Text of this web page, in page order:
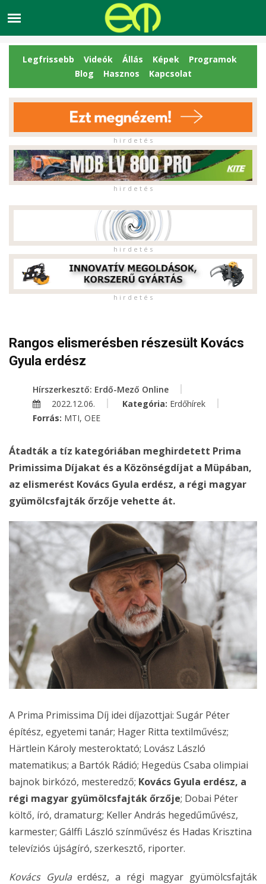
Legfrissebb Videók Állás Képek
Programok
Blog
Hasznos Kapcsolat
h i r d e t é s
h i r d e t é s
h i r d e t é s
h i r d e t é s
Rangos elismerésben részesült Kovács
Gyula erdész
Hírszerkesztő: Erdő-Mező Online
2022.12.06.
Kategória: Erdőhírek
Forrás: MTI, OEE
Átadták a tíz kategóriában meghirdetett Prima
Primissima Díjakat és a Közönségdíjat a Müpában,
az elismerést Kovács Gyula erdész, a régi magyar
gyümölcsfajták őrzője vehette át.
A Prima Primissima Díj idei díjazottjai: Sugár Péter
építész, egyetemi tanár; Hager Ritta textilművész;
Härtlein Károly mesteroktató; Lovász László
matematikus; a Bartók Rádió; Hegedüs Csaba olimpiai
bajnok birkózó, mesteredző; Kovács Gyula erdész, a
régi magyar gyümölcsfajták őrzője; Dobai Péter
költő, író, dramaturg; Keller András hegedűművész,
karmester; Gálffi László színművész és Hadas Krisztina
televíziós újságíró, szerkesztő, riporter.
Kovács Gyulaerdész, a régi magyar gyümölcsfajták